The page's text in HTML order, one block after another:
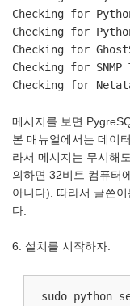
Checking for
Checking for
Checking for
Checking for
Checking for
메시지를 보면
본 매뉴얼에서는 데이
라서 메시지는 무시해
의하면 32비트 컴퓨터
아니다). 따라서 글쓴
다.
6. 설치를 시작하자.
sudo python